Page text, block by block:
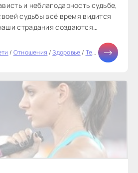
и неблагодарность судьбе,
судьбы всё время видится
страдания создаются
/ Отношения /Здоровье/ Тесты онлайн